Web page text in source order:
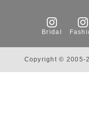
Bridal
Copyright © 2005-